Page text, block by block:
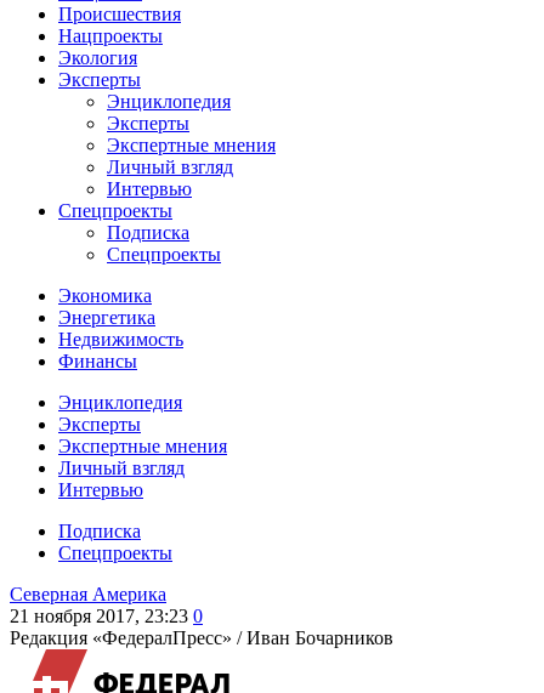
Происшествия
Нацпроекты
Экология
Эксперты
Энциклопедия
Эксперты
Экспертные мнения
Личный взгляд
Интервью
Спецпроекты
Подписка
Спецпроекты
Экономика
Энергетика
Недвижимость
Финансы
Энциклопедия
Эксперты
Экспертные мнения
Личный взгляд
Интервью
Подписка
Спецпроекты
Северная Америка
21 ноября 2017, 23:23 0
Редакция «ФедералПресс» /Иван Бочарников